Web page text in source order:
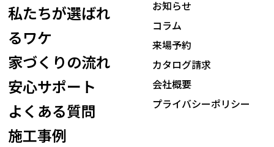
私たちが選ばれ
るワケ
家づくりの流れ
安心サポート
よくある質問
施工事例
お知らせ
コラム
来場予約
カタログ請求
会社概要
プライバシーポリシー